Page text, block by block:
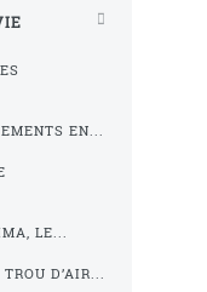
EN...
LE...
D’AIR...